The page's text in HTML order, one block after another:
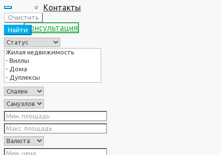
Контакты
Консультация
Очистить
Найти